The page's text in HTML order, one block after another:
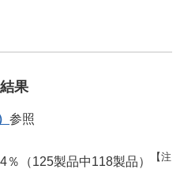
果
参照
（125製品中118製品）
【注